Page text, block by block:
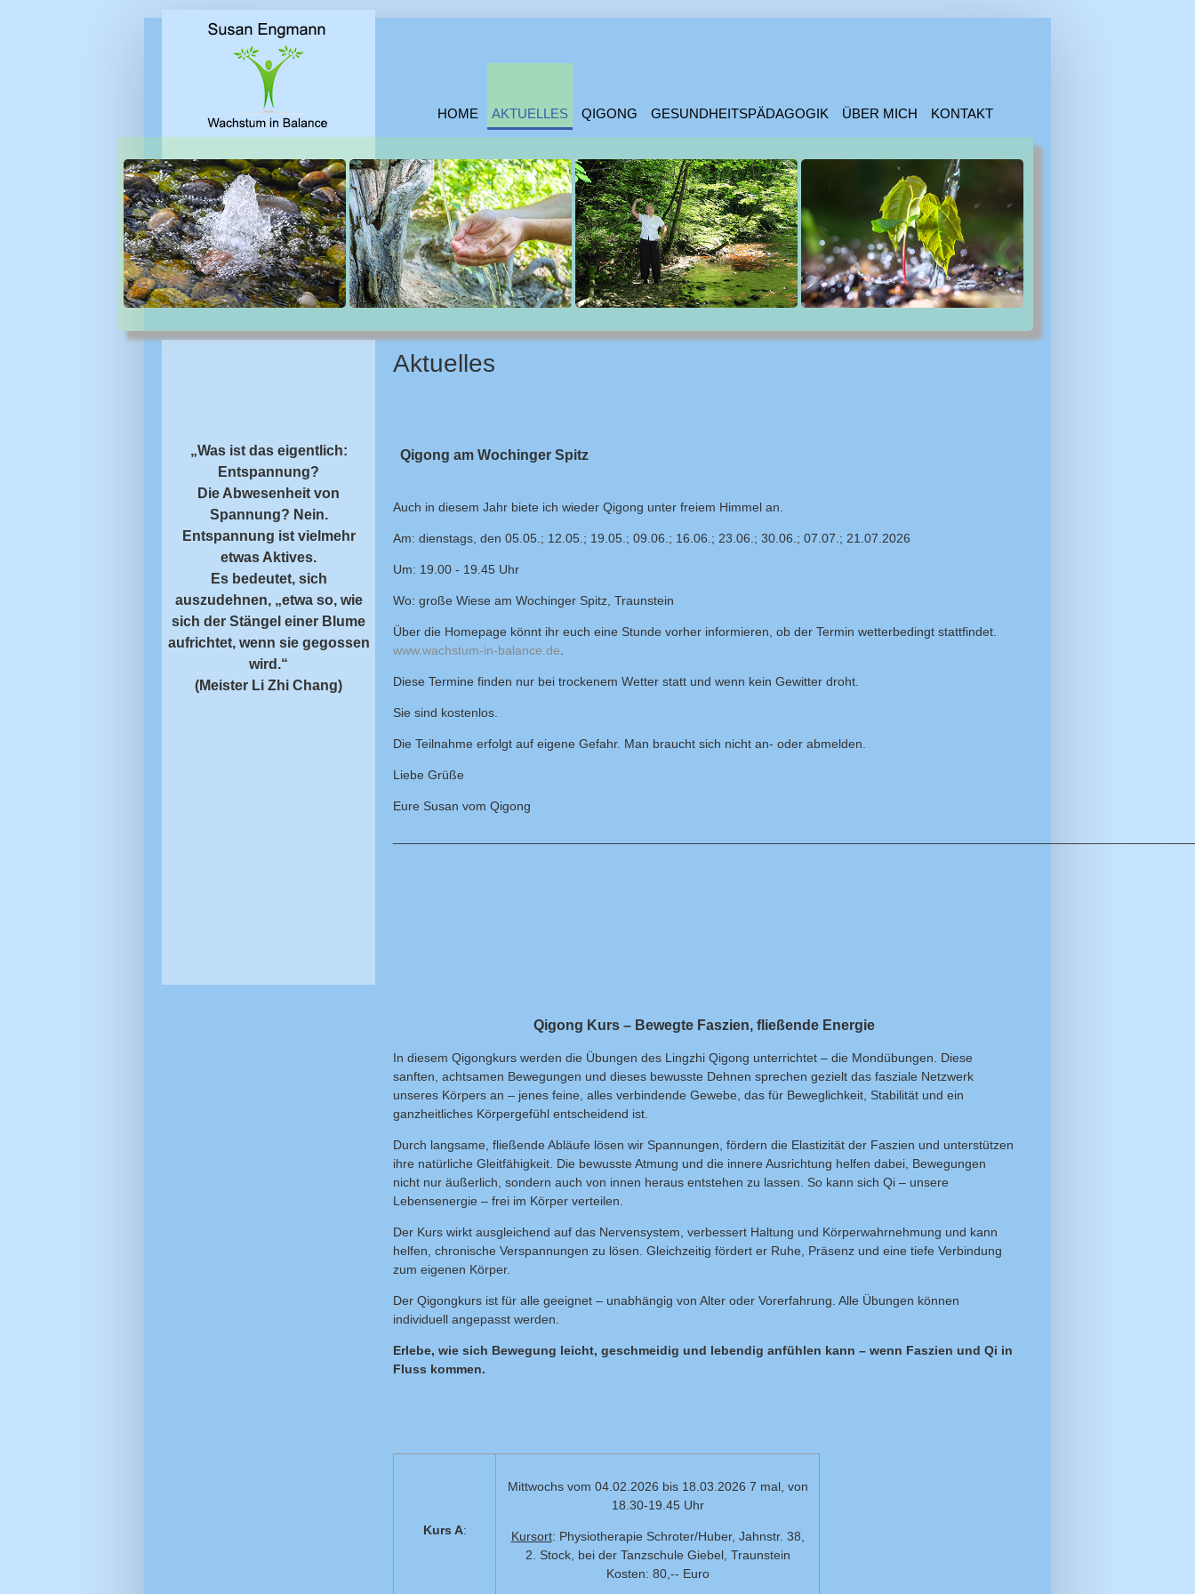
HOME AKTUELLES QIGONG GESUNDHEITSPÄDAGOGIK ÜBER MICH KONTAKT
„Was ist das eigentlich:
Entspannung?
Die Abwesenheit von
Spannung? Nein.
Entspannung ist vielmehr
etwas Aktives.
Es bedeutet, sich
auszudehnen, „etwa so, wie
sich der Stängel einer Blume
aufrichtet, wenn sie gegossen
wird.“
(Meister Li Zhi Chang)
Aktuelles
Qigong am Wochinger Spitz
Auch in diesem Jahr biete ich wieder Qigong unter freiem Himmel an.
Am: dienstags, den 05.05.; 12.05.; 19.05.; 09.06.; 16.06.; 23.06.; 30.06.; 07.07.; 21.07.2026
Um: 19.00 - 19.45 Uhr
Wo: große Wiese am Wochinger Spitz, Traunstein
Über die Homepage könnt ihr euch eine Stunde vorher informieren, ob der Termin wetterbedingt stattfindet.
www.wachstum-in-balance.de.
Diese Termine finden nur bei trockenem Wetter statt und wenn kein Gewitter droht.
Sie sind kostenlos.
Die Teilnahme erfolgt auf eigene Gefahr. Man braucht sich nicht an- oder abmelden.
Liebe Grüße
Eure Susan vom Qigong
Qigong Kurs – Bewegte Faszien, fließende Energie
In diesem Qigongkurs werden die Übungen des Lingzhi Qigong unterrichtet – die Mondübungen. Diese
sanften, achtsamen Bewegungen und dieses bewusste Dehnen sprechen gezielt das fasziale Netzwerk
unseres Körpers an – jenes feine, alles verbindende Gewebe, das für Beweglichkeit, Stabilität und ein
ganzheitliches Körpergefühl entscheidend ist.
Durch langsame, fließende Abläufe lösen wir Spannungen, fördern die Elastizität der Faszien und unterstützen
ihre natürliche Gleitfähigkeit. Die bewusste Atmung und die innere Ausrichtung helfen dabei, Bewegungen
nicht nur äußerlich, sondern auch von innen heraus entstehen zu lassen. So kann sich Qi – unsere
Lebensenergie – frei im Körper verteilen.
Der Kurs wirkt ausgleichend auf das Nervensystem, verbessert Haltung und Körperwahrnehmung und kann
helfen, chronische Verspannungen zu lösen. Gleichzeitig fördert er Ruhe, Präsenz und eine tiefe Verbindung
zum eigenen Körper.
Der Qigongkurs ist für alle geeignet – unabhängig von Alter oder Vorerfahrung. Alle Übungen können
individuell angepasst werden.
Erlebe, wie sich Bewegung leicht, geschmeidig und lebendig anfühlen kann – wenn Faszien und Qi in
Fluss kommen.
Kurs A:
Mittwochs vom 04.02.2026 bis 18.03.2026 7 mal, von
18.30-19.45 Uhr
Kursort: Physiotherapie Schroter/Huber, Jahnstr. 38,
2. Stock, bei der Tanzschule Giebel, Traunstein
Kosten: 80,-- Euro